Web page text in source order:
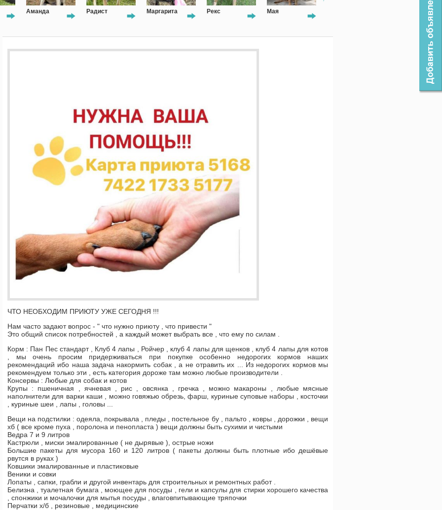
Радист Маргарита Рекс Мая
ЧТО НЕОБХОДИМ ПРИЮТУ УЖЕ СЕГОДНЯ !!!
Нам часто задают вопрос - " что нужно приюту , что привести "
Это общий список потребностей , а каждый может выбрать все , что ему по силам .
Корм : Пан Пес стандарт , Клуб 4 лапы , Ройчер , клуб 4 лапы для щенков , клуб 4 лапы для котов
, мы очень просим придерживаться при покупке особенно недорогих кормов наших
рекомендаций ибо наша задача накормить собак , а не отравить их ... Из недорогих кормов мы
рекомендуем только эти , есть категория дороже там можно любые производители .
Консервы : Любые для собак и котов
Крупы : пшеничная , ячневая , рис , овсянка , гречка , можно макароны , любые мясные
наполнители для варки каши , можно говяжью обрезь, фарш, куриные суповые наборы , косточки
, куриные шеи , лапы , головы ...
Вещи на подстилки : одеяла, покрывала , пледы , постельное бу , пальто , ковры , дорожки , вещи
хб ( все кроме пуха , поролона и пенопласта ) вещи должны быть сухими и чистыми
Ведра 7 и 9 литров
Кастрюли , миски эмалированные ( не дырявые ), острые ножи
Большие пакеты для мусора 160 и 120 литров ( пакеты должны быть плотные ибо дешёвые
рвутся в руках )
Ковшики эмалированные и пластиковые
Веники и совки
Лопаты , сапки, грабли и другой инвентарь для строительных и ремонтных работ .
Белизна , туалетная бумага , моющее для посуды , гели и капсулы для стирки хорошего качества
, спонжики и мочалочки для мытья посуды , влаговпитывающие тряпочки
Перчатки х/б , резиновые , медицинские